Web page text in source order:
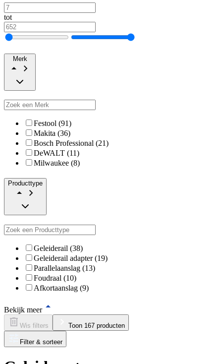
tot
Merk
Festool (91)
Makita (36)
Bosch Professional (21)
DeWALT (11)
Milwaukee (8)
Producttype
Geleiderail (38)
Geleiderail adapter (19)
Parallelaanslag (13)
Foudraal (10)
Afkortaanslag (9)
Bekijk meer
Wis filters Toon 167 producten
Filter & sorteer